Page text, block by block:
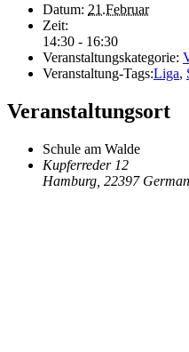
Datum: 21.Februar
Zeit:
14:30 - 16:30
Veranstaltungskategorie:
Veranstaltung-Tags:Liga,
Veranstaltungsort
Schule am Walde
Kupferreder 12
Hamburg 22397